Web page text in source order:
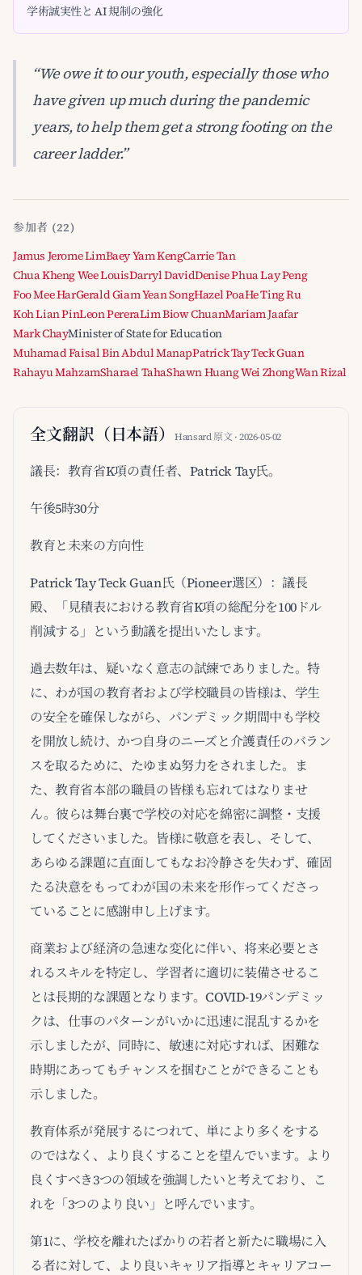
学術誠実性と AI 規制の強化
“We owe it to our youth, especially those who
have given up much during the pandemic
years, to help them get a strong footing on the
career ladder.”
参加者 (22)
Jamus Jerome LimBaey Yam KengCarrie Tan
Chua Kheng Wee LouisDarryl DavidDenise Phua Lay Peng
Foo Mee HarGerald Giam Yean SongHazel PoaHe Ting Ru
Koh Lian PinLeon PereraLim Biow ChuanMariam Jaafar
Mark ChayMinister of State for Education
Muhamad Faisal Bin Abdul ManapPatrick Tay Teck Guan
Rahayu MahzamSharael TahaShawn Huang Wei ZhongWan Rizal
全文翻訳（日本語）Hansard 原文 · 2026-05-02
議長：教育省K項の責任者、Patrick Tay氏。
午後5時30分
教育と未来の方向性
Patrick Tay Teck Guan氏（Pioneer選区）：議長
殿、「見積表における教育省K項の総配分を100ドル
削減する」という動議を提出いたします。
過去数年は、疑いなく意志の試練でありました。特
に、わが国の教育者および学校職員の皆様は、学生
の安全を確保しながら、パンデミック期間中も学校
を開放し続け、かつ自身のニーズと介護責任のバラン
スを取るために、たゆまぬ努力をされました。ま
た、教育省本部の職員の皆様も忘れてはなりませ
ん。彼らは舞台裏で学校の対応を綿密に調整・支援
してくださいました。皆様に敬意を表し、そして、
あらゆる課題に直面してもなお冷静さを失わず、確固
たる決意をもってわが国の未来を形作ってくださっ
ていることに感謝申し上げます。
商業および経済の急速な変化に伴い、将来必要とさ
れるスキルを特定し、学習者に適切に装備させるこ
とは長期的な課題となります。COVID-19パンデミッ
クは、仕事のパターンがいかに迅速に混乱するかを
示しましたが、同時に、敏速に対応すれば、困難な
時期にあってもチャンスを掴むことができることも
示しました。
教育体系が発展するにつれて、単により多くをする
のではなく、より良くすることを望んでいます。より
良くすべき3つの領域を強調したいと考えており、こ
れを「3つのより良い」と呼んでいます。
第1に、学校を離れたばかりの若者と新たに職場に入
る者に対して、より良いキャリア指導とキャリアコー